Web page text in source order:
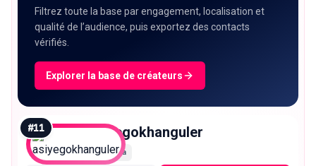
Filtrez toute la base par engagement, localisation et
qualité de l’audience, puis exportez des contacts
vérifiés.
Explorer la base de créateurs
#11 asiyegokhanguler
Mega